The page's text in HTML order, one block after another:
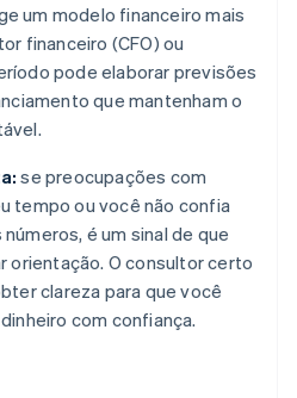
um modelo financeiro mais
financeiro (CFO) ou
pode elaborar previsões
que mantenham o
se preocupações com
tempo ou você não confia
é um sinal de que
orientação. O consultor certo
clareza para que você
com confiança.